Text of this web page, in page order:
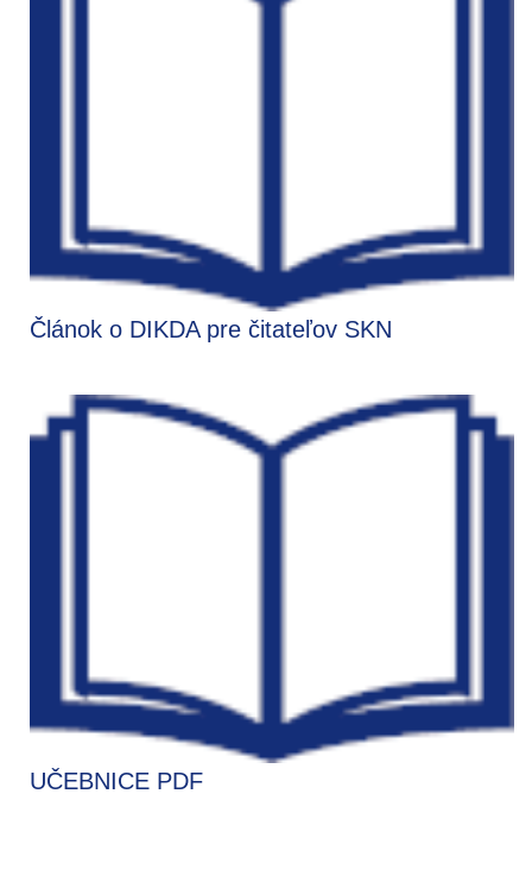
Článok o DIKDA pre čitateľov SKN
UČEBNICE PDF